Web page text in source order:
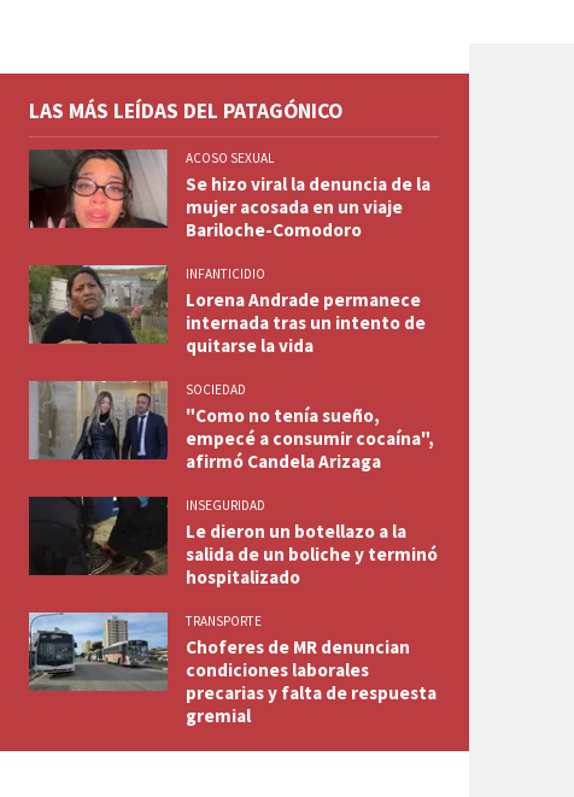
LAS MÁS LEÍDAS DEL PATAGÓNICO
ACOSO SEXUAL
Se hizo viral la denuncia de la
mujer acosada en un viaje
Bariloche-Comodoro
INFANTICIDIO
Lorena Andrade permanece
internada tras un intento de
quitarse la vida
SOCIEDAD
"Como no tenía sueño,
empecé a consumir cocaína",
afirmó Candela Arizaga
INSEGURIDAD
Le dieron un botellazo a la
salida de un boliche y terminó
hospitalizado
TRANSPORTE
Choferes de MR denuncian
condiciones laborales
precarias y falta de respuesta
gremial